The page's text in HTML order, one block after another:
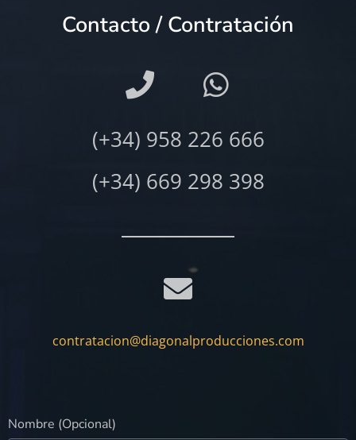
Contacto / Contratación
(+34) 958 226 666
(+34) 669 298 398
contratacion@diagonalproducciones.com
Nombre (Opcional)